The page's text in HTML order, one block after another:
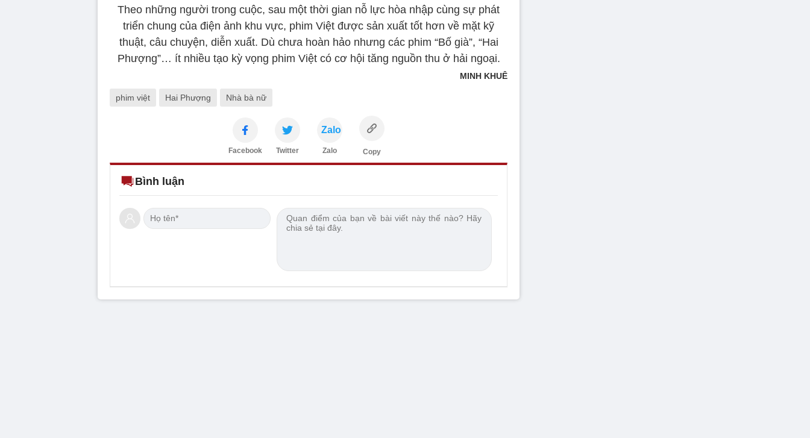
Theo những người trong cuộc, sau một thời gian nỗ lực hòa nhập cùng sự phát
triển chung của điện ảnh khu vực, phim Việt được sản xuất tốt hơn về mặt kỹ
thuật, câu chuyện, diễn xuất. Dù chưa hoàn hảo nhưng các phim “Bố già”, “Hai
Phượng”… ít nhiều tạo kỳ vọng phim Việt có cơ hội tăng nguồn thu ở hải ngoại.
MINH KHUÊ
phim việt Hai Phượng Nhà bà nữ
Facebook Twitter
Zalo
Zalo Copy
Bình luận